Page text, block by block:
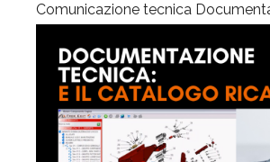
Comunicazione tecnica